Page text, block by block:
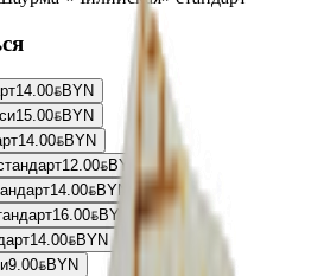
14.00BYNBYN
15.00BYNBYN
14.00BYNBYN
12.00BYNBYN
14.00BYNBYN
16.00BYNBYN
14.00BYNBYN
9.00BYNBYN